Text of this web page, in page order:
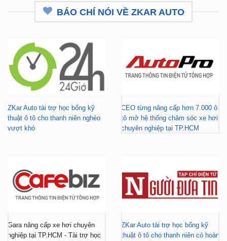
BÁO CHÍ NÓI VỀ ZKAR AUTO
ZKar Auto tài trợ học bổng kỹ
thuật ô tô cho thanh niên nghèo
vượt khó
CEO từng nâng cấp hơn 7.000 ô
tô mở hệ thống chăm sóc xe hơi
chuyên nghiệp tại TP.HCM
Gara nâng cấp xe hơi chuyên
nghiệp tại TP.HCM - Tài trợ học
ZKar Auto tài trợ học bổng kỹ
thuật ô tô cho thanh niên có hoàn